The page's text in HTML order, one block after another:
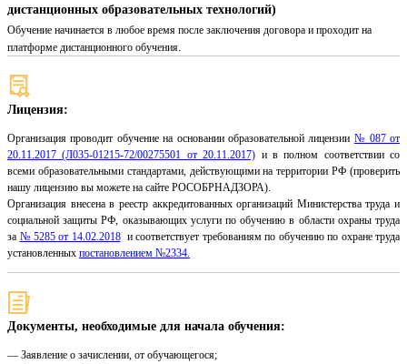
дистанционных образовательных технологий)
Обучение начинается в любое время после заключения договора и проходит на
платформе дистанционного обучения.
Лицензия:
Организация проводит обучение на основании образовательной лицензии № 087 от
20.11.2017 (Л035-01215-72/00275501 от 20.11.2017) и в полном соответствии со
всеми образовательными стандартами, действующими на территории РФ (проверить
нашу лицензию вы можете на сайте РОСОБРНАДЗОРА).
Организация внесена в реестр аккредитованных организаций Министерства труда и
социальной защиты РФ, оказывающих услуги по обучению в области охраны труда
за № 5285 от 14.02.2018и соответствует требованиям по обучению по охране труда
установленных постановлением №2334.
Документы, необходимые для начала обучения:
— Заявление о зачислении, от обучающегося;